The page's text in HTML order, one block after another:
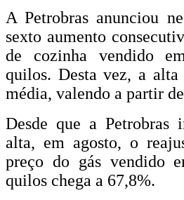
A Petrobras anunciou
sexto aumento
de cozinha vendido
quilos. Desta vez, a alta
média, valendo a partir
Desde que a
alta, em agosto, o
preço do gás vendido
quilos chega a 67,8%.